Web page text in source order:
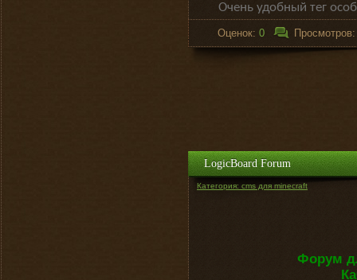
Очень удобный тег
Оценок: 0
LogicBoard Forum
Категория: cms для minecraft
Форум